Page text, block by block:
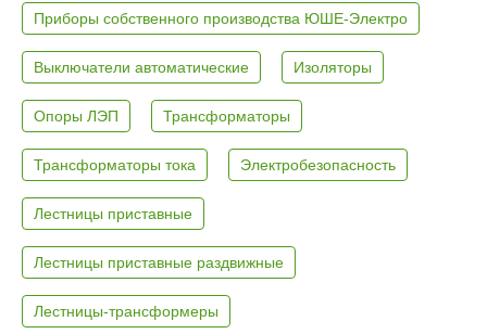
Приборы собственного производства ЮШЕ-Электро
Выключатели автоматические Изоляторы
Опоры ЛЭП Трансформаторы
Трансформаторы тока Электробезопасность
Лестницы приставные
Лестницы приставные раздвижные
Лестницы-трансформеры